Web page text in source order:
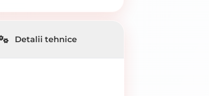
Detalii tehnice